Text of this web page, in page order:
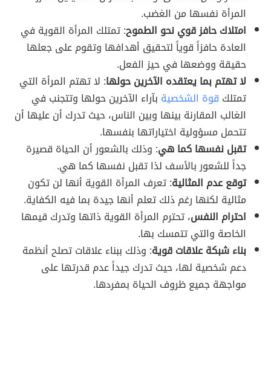
المرأة نفسها من الغضب.
امتلاك حافز قوي نحو الطموح: تمتلك المرأة القوية في
العادة حافزاً قوياً لتحقيق أهدافها وتقوم على جعلها
حقيقة ووضعها في حيز الفعل.
لا تهتم بما يعتقده الآخرين حولها: لا تهتم المرأة التي
تمتلك قوة الشخصية بآراء الآخرين حولها وتتجنب في
الغالب المقارنة بينها وبين الناس، حيث تدرك أن عليها أن
تتحمل مسؤولية اختياراتها بنفسها.
تقبل نفسها كما هي: وذلك بالشعور أن الحياة قصيرة
جداً للشعور بالأسف لذا تقبل نفسها كما هي.
توقع عدم المثالية: تعرف المرأة القوية أنها لن تكون
مثالية لكنها رغم ذلك تعلم أنها جيدة بما فيه الكفاية.
احترام النفس، تحترم المرأة القوية ذاتها وتدرك قيمها
الخاصة والتي تتمسك بها.
بناء شبكة علاقات قوية: وذلك ببناء علاقات تصلح أنظمة
دعم شخصية لها، حيث تدرك جيداً عدم قدرتها على
مواجهة جميع ظروف الحياة بمفردها.